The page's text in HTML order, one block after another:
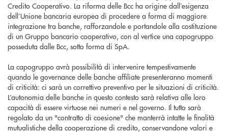
Credito Cooperativo. La riforma delle Bcc ha origine dall’esigenza
dell’Unione bancaria europea di procedere a forma di maggiore
integrazione tra banche, rafforzandole e portandole alla costituzione
di un Gruppo bancario cooperativo, con al vertice una capogruppo
posseduta dalle Bcc, sotto forma di SpA.
La capogruppo avrà possibilità di intervenire tempestivamente
quando le governance delle banche affiliate presenteranno momenti
di criticità: ci sarà un correttivo preventivo per le situazioni di criticità.
L’autonomia delle banche in questo contesto sarà relativa alle loro
capacità di essere virtuose nei numeri e nel governo. Il tutto sarà
regolato da un "contratto di coesione" che manterrà intatte le finalità
mutualistiche della cooperazione di credito, conservandone valori e